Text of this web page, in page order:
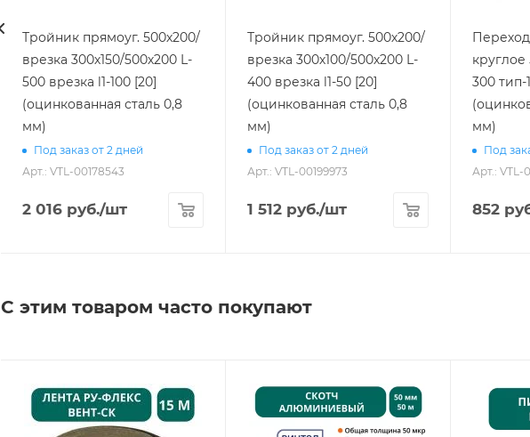
Тройник прямоуг. 500х200/
врезка 300х150/500х200 L-
500 врезка l1-100 [20]
(оцинкованная сталь 0,8
мм)
Под заказ от 2 дней
Арт.: VTL-00178543
2 016 руб./шт
Тройник прямоуг. 500х200/
врезка 300х100/500х200 L-
400 врезка l1-50 [20]
(оцинкованная сталь 0,8
мм)
Под заказ от 2 дней
Арт.: VTL-00199973
1 512 руб./шт
круглое
300 тип-
мм)
Под
Арт.: VTL-
852
С этим товаром часто покупают